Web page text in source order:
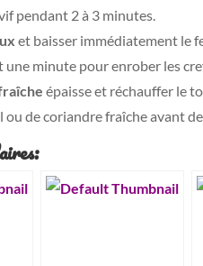
pendant 2 à 3 minutes.
et baisser immédiatement le
minute pour enrober les
épaisse et réchauffer le
ou de coriandre fraîche avant